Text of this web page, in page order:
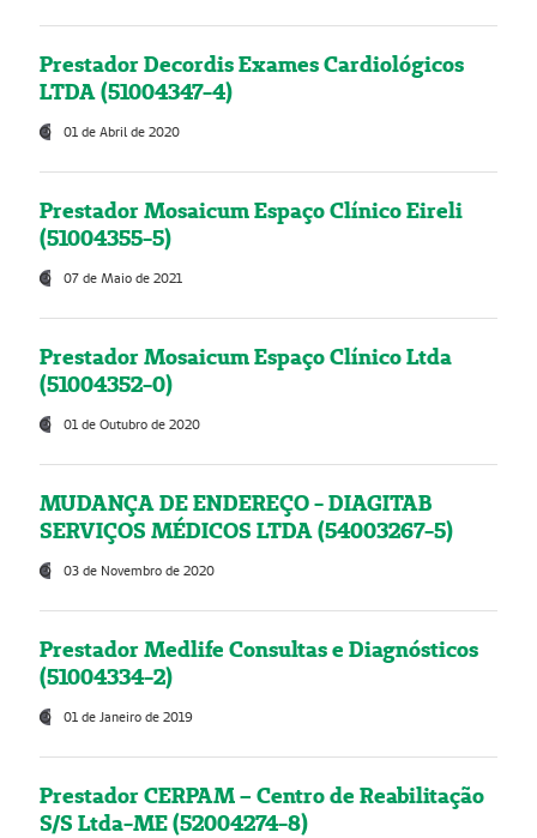
Prestador Decordis Exames Cardiológicos
LTDA (51004347-4)
01 de Abril de 2020
Prestador Mosaicum Espaço Clínico Eireli
(51004355-5)
07 de Maio de 2021
Prestador Mosaicum Espaço Clínico Ltda
(51004352-0)
01 de Outubro de 2020
MUDANÇA DE ENDEREÇO - DIAGITAB
SERVIÇOS MÉDICOS LTDA (54003267-5)
03 de Novembro de 2020
Prestador Medlife Consultas e Diagnósticos
(51004334-2)
01 de Janeiro de 2019
Prestador CERPAM – Centro de Reabilitação
S/S Ltda-ME (52004274-8)